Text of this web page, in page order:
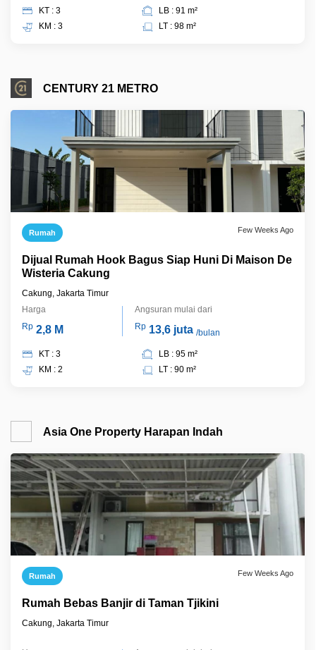
KT : 3
KM : 3
LB : 91 m²
LT : 98 m²
CENTURY 21 METRO
Rumah Few Weeks Ago
Dijual Rumah Hook Bagus Siap Huni Di Maison De
Wisteria Cakung
Cakung, Jakarta Timur
Harga
Rp 2,8 M
Angsuran mulai dari
Rp 13,6 juta /bulan
KT : 3
KM : 2
LB : 95 m²
LT : 90 m²
Asia One Property Harapan Indah
Rumah Few Weeks Ago
Rumah Bebas Banjir di Taman Tjikini
Cakung, Jakarta Timur